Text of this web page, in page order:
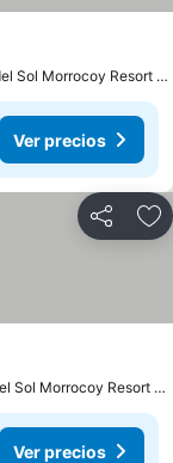
a 8.9 km de: Islas del Sol Morrocoy Resort Chichiriviche
Ver precios
Compartir
a 8.1 km de: Islas del Sol Morrocoy Resort Chichiriviche
Ver precios